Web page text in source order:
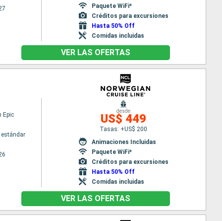
Paquete WiFi*
Créditos para excursiones
Hasta 50% Off
Comidas incluidas
VER LAS OFERTAS
Epic
desde
US$ 449
Tasas: +US$ 200
Animaciones Incluidas
Paquete WiFi*
Créditos para excursiones
Hasta 50% Off
Comidas incluidas
VER LAS OFERTAS